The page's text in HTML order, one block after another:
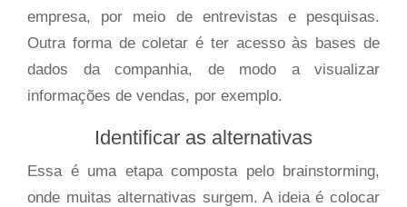
empresa, por meio de entrevistas e pesquisas.
Outra forma de coletar é ter acesso às bases de
dados da companhia, de modo a visualizar
informações de vendas, por exemplo.
Identificar as alternativas
Essa é uma etapa composta pelo brainstorming,
onde muitas alternativas surgem. A ideia é colocar